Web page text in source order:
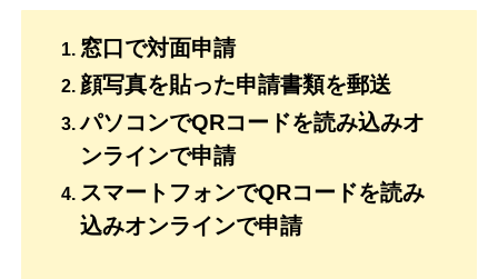
窓口で対面申請
顔写真を貼った申請書類を郵送
パソコンでQRコードを読み込みオ
ンラインで申請
スマートフォンでQRコードを読み
込みオンラインで申請